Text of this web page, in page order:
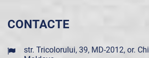
CONTACTE
str. Tricolorului, 39, MD-2012, or.